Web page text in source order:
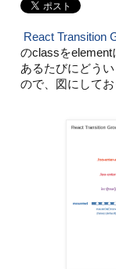
React Transition
のclassを
あるたびにどう
ので、図にしてお